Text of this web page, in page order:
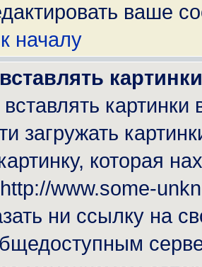
ваше
началу
загружать
которая
www.some-
ни ссылку на